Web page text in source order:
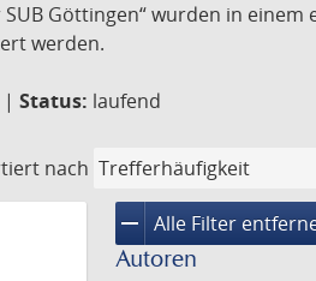
Göttingen“ wurden in einem
werden.
| Status: laufend
nach
remove Alle Filter
Autoren